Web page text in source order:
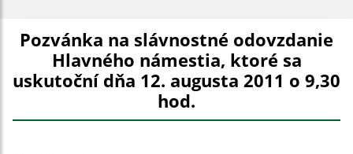
Pozvánka na slávnostné odovzdanie
Hlavného námestia, ktoré sa
uskutoční dňa 12. augusta 2011 o 9,30
hod.